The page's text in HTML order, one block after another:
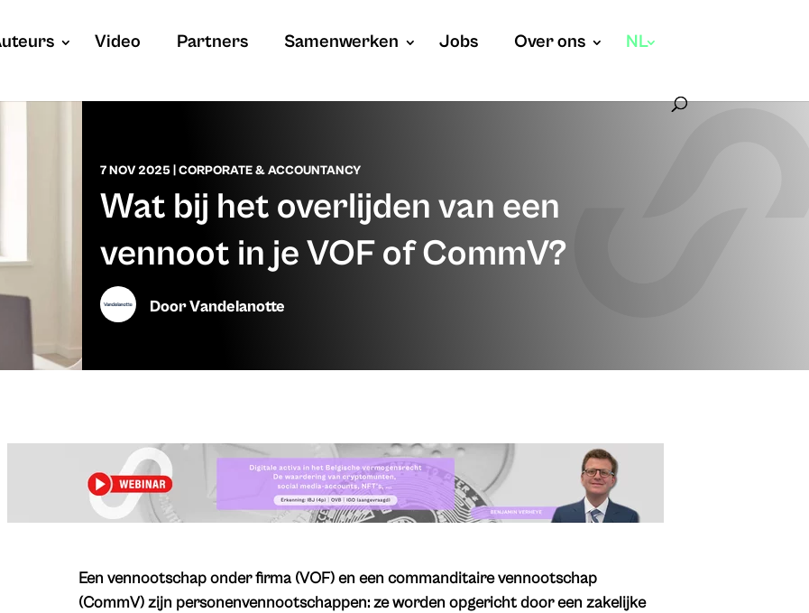
Video Partners Samenwerken Jobs Over ons NL
7 NOV 2025| CORPORATE & ACCOUNTANCY
Wat bij het overlijden van een
vennoot in je VOF of CommV?
DoorVandelanotte
​Een vennootschap onder firma (VOF) en een commanditaire vennootschap
(CommV) zijn personenvennootschappen: ze worden opgericht door een zakelijke